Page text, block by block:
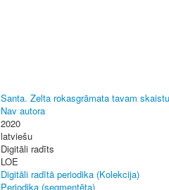
Santa. Zelta rokasgrāmata tavam
Nav autora
2020
latviešu
Digitāli radīts
LOE
Digitāli radītā periodika (Kolekcija)
Periodika (segmentēta)